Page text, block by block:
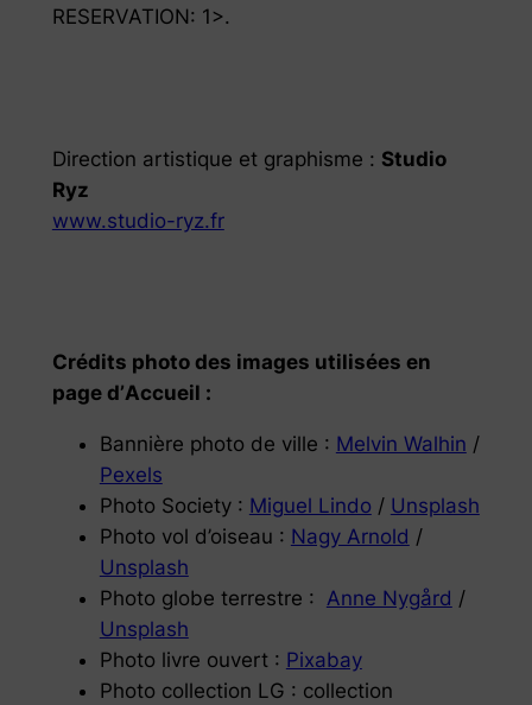
RESERVATION: 1>.
Direction artistique et graphisme : Studio
Ryz
www.studio-ryz.fr
Crédits photo des images utilisées en
page d’Accueil :
Bannière photo de ville : Melvin Walhin /
Pexels
Photo Society : Miguel Lindo / Unsplash
Photo vol d’oiseau : Nagy Arnold /
Unsplash
Photo globe terrestre : Anne Nygård /
Unsplash
Photo livre ouvert : Pixabay
Photo collection LG : collection